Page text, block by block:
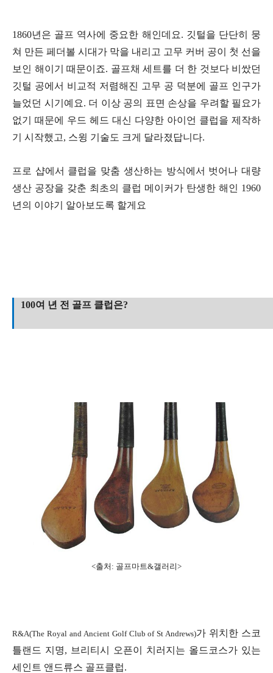
1860년은 골프 역사에 중요한 해인데요. 깃털을 단단히 뭉
쳐 만든 페더볼 시대가 막을 내리고 고무 커버 공이 첫 선을
보인 해이기 때문이죠. 골프채 세트를 더 한 것보다 비쌌던
깃털 공에서 비교적 저렴해진 고무 공 덕분에 골프 인구가
늘었던 시기예요. 더 이상 공의 표면 손상을 우려할 필요가
없기 때문에 우드 헤드 대신 다양한 아이언 클럽을 제작하
기 시작했고, 스윙 기술도 크게 달라졌답니다.
프로 샵에서 클럽을 맞춤 생산하는 방식에서 벗어나 대량
생산 공장을 갖춘 최초의 클럽 메이커가 탄생한 해인 1960
년의 이야기 알아보도록 할게요
100여 년 전 골프 클럽은?
<출처: 골프마트&갤러리>
R&A(The Royal and Ancient Golf Club of St Andrews)가 위치한 스코
틀랜드 지명, 브리티시 오픈이 치러지는 올드코스가 있는
세인트 앤드류스 골프클럽.